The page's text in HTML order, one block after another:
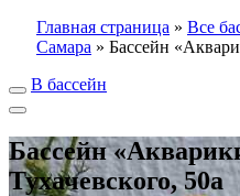
Главная страница » Все
Самара » Бассейн
В бассейн
Бассейн
Тухачевского, 50а